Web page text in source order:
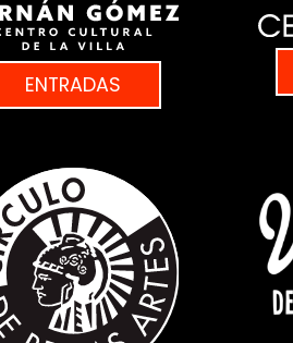
ENTRADAS